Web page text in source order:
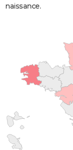
naissance.